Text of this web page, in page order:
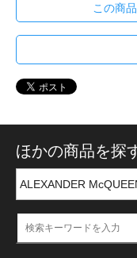
この商
ほかの商品を探